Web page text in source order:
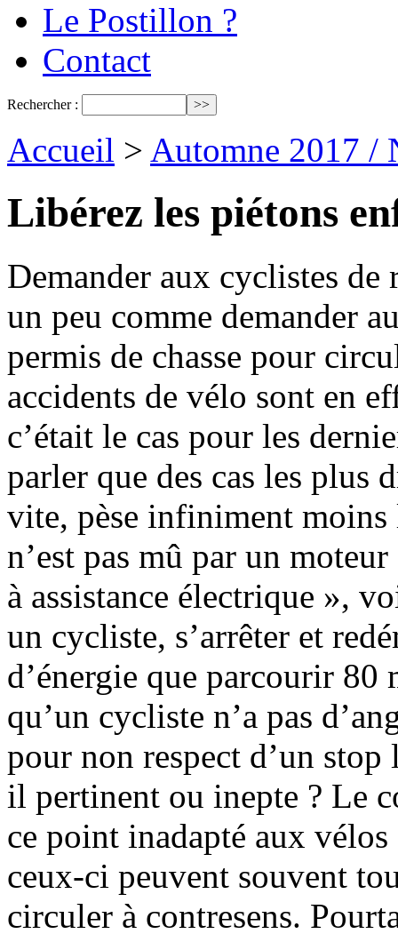
Le Postillon ?
Contact
Rechercher :
Accueil > Automne 2017 /
Libérez les piétons
Demander aux cyclistes de
un peu comme demander
permis de chasse pour
accidents de vélo sont en
c’était le cas pour les
parler que des cas les plus
vite, pèse infiniment
n’est pas mû par un
à assistance électrique »,
un cycliste, s’arrêter et
d’énergie que parcourir 80
qu’un cycliste n’a pas
pour non respect d’un stop
il pertinent ou inepte ? Le
ce point inadapté aux vélos
ceux-ci peuvent souvent
circuler à contresens.